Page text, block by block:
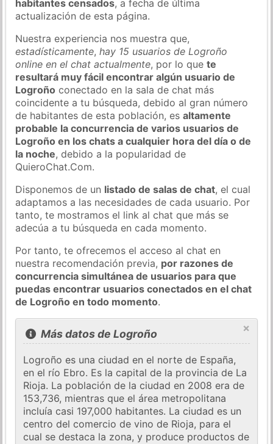
habitantes censados, a fecha de última
actualización de esta página.
Nuestra experiencia nos muestra que,
estadísticamente,hay 15 usuarios de Logroño
online en el chat actualmente, por lo quete
resultará muy fácil encontrar algún usuario de
Logroño conectado en la sala de chat más
coincidente a tu búsqueda, debido al gran número
de habitantes de esta población, esaltamente
probable la concurrencia de varios usuarios de
Logroño en los chats a cualquier hora del día o de
la noche, debido a la popularidad de
QuieroChat.Com.
Disponemos de un listado de salas de chat, el cual
adaptamos a las necesidades de cada usuario. Por
tanto, te mostramos el link al chat que más se
adecúa a tu búsqueda en cada momento.
Por tanto, te ofrecemos el acceso al chat en
nuestra recomendación previa, por razones de
concurrencia simultánea de usuarios para que
puedas encontrar usuarios conectados en el chat
de Logroño en todo momento.
×
Más datos de Logroño
Logroño es una ciudad en el norte de España,
en el río Ebro. Es la capital de la provincia de La
Rioja. La población de la ciudad en 2008 era de
153,736, mientras que el área metropolitana
incluía casi 197,000 habitantes. La ciudad es un
centro del comercio de vino de Rioja, para el
cual se destaca la zona, y produce productos de